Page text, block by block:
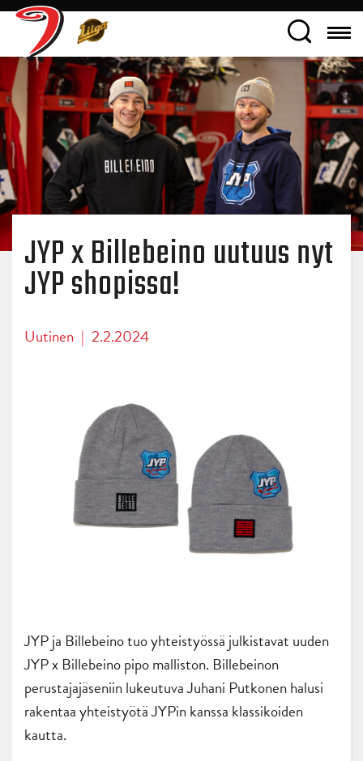
JYP x Billebeino uutuus nyt
JYP shopissa!
Uutinen | 2.2.2024
JYP ja Billebeino tuo yhteistyössä julkistavat uuden
JYP x Billebeino pipo malliston. Billebeinon
perustajajäseniin lukeutuva Juhani Putkonen halusi
rakentaa yhteistyötä JYPin kanssa klassikoiden
kautta.